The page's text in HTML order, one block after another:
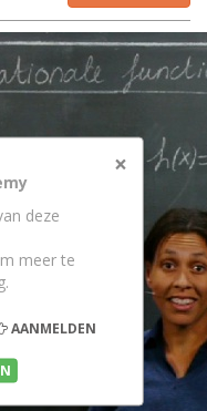
×
deze
meer te
AANMELDEN